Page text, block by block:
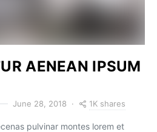
AENEAN IPSUM
June 28, 2018 1K shares
pulvinar montes lorem et